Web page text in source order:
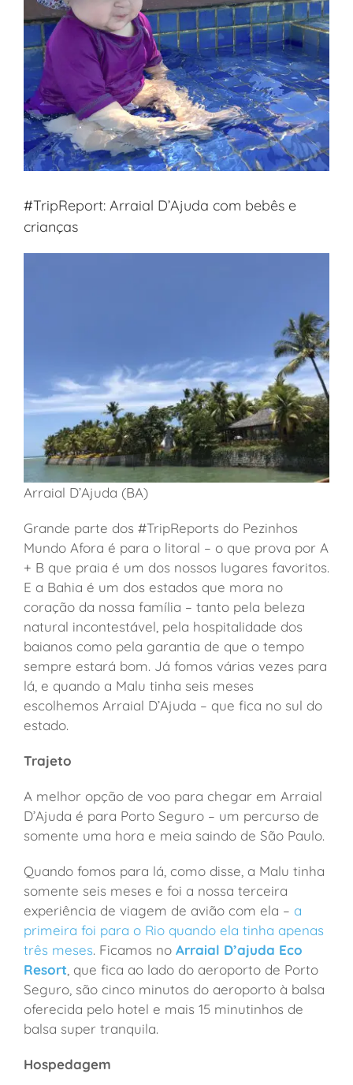
#TripReport: Arraial D’Ajuda com bebês e
crianças
Arraial D’Ajuda (BA)
Grande parte dos #TripReports do Pezinhos
Mundo Afora é para o litoral – o que prova por A
+ B que praia é um dos nossos lugares favoritos.
E a Bahia é um dos estados que mora no
coração da nossa família – tanto pela beleza
natural incontestável, pela hospitalidade dos
baianos como pela garantia de que o tempo
sempre estará bom. Já fomos várias vezes para
lá, e quando a Malu tinha seis meses
escolhemos Arraial D’Ajuda – que fica no sul do
estado.
Trajeto
A melhor opção de voo para chegar em Arraial
D’Ajuda é para Porto Seguro – um percurso de
somente uma hora e meia saindo de São Paulo.
Quando fomos para lá, como disse, a Malu tinha
somente seis meses e foi a nossa terceira
experiência de viagem de avião com ela – a
primeira foi para o Rio quando ela tinha apenas
três meses. Ficamos no Arraial D’ajuda Eco
Resort , que fica ao lado do aeroporto de Porto
Seguro, são cinco minutos do aeroporto à balsa
oferecida pelo hotel e mais 15 minutinhos de
balsa super tranquila.
Hospedagem